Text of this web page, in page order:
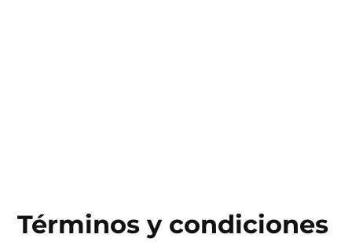
SkipTérminos y condiciones